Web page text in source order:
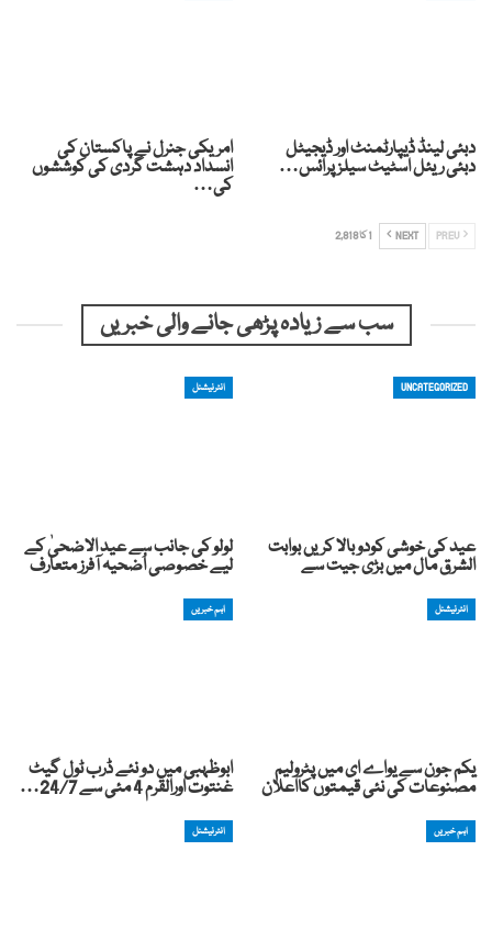
دبئی لینڈ ڈیپارٹمنٹ اور ڈیجیٹل
دبئی ریئل اسٹیٹ سیلز پرائس…
امریکی جنرل نے پاکستان کی
انسداد دہشت گردی کی کوششوں
کی…
NEXT 1 کا 2,818
سب سے زیادہ پڑھی جانے والی خبریں
UNCATEGORIZED
عید کی خوشی کودوبالا کریں بوابت
الشرق مال میں بڑی جیت سے
انٹرنیشنل
لولو کی جانب سے عید الاضحیٰ کے
لیے خصوصی اُضحیہ آفرز متعارف
انٹرنیشنل
یکم جون سے یواے ای میں پٹرولیم
مصنوعات کی نئی قیمتوں کااعلان
اہم خبریں
ابوظہبی میں دو نئے ڈرب ٹول گیٹ
غنتوت اورالقرم 4 مئی سے 24/7…
اہم خبریں انٹرنیشنل